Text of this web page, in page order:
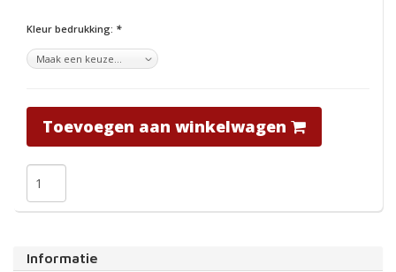
Kleur bedrukking: *
Toevoegen aan winkelwagen
Informatie